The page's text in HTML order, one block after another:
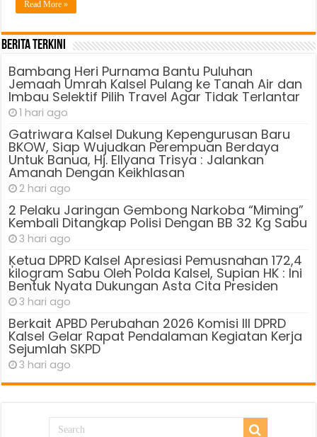
Read More »
Berita Terkini
Bambang Heri Purnama Bantu Puluhan
Jemaah Umrah Kalsel Pulang ke Tanah Air dan
Imbau Selektif Pilih Travel Agar Tidak Terlantar
1 hari ago
Gatriwara Kalsel Dukung Kepengurusan Baru
BKOW, Siap Wujudkan Perempuan Berdaya
Untuk Banua, Hj. Ellyana Trisya : Jalankan
Amanah Dengan Keikhlasan
2 hari ago
2 Pelaku Jaringan Gembong Narkoba “Miming”
Kembali Ditangkap Polisi Dengan BB 32 Kg Sabu
3 hari ago
Ķetua DPRD Kalsel Apresiasi Pemusnahan 172,4
kilogram Sabu Oleh Polda Kalsel, Supian HK : Ini
Bentuk Nyata Dukungan Asta Cita Presiden
3 hari ago
Berkait APBD Perubahan 2026 Komisi III DPRD
Kalsel Gelar Rapat Pendalaman Kegiatan Kerja
Sejumlah SKPD
3 hari ago